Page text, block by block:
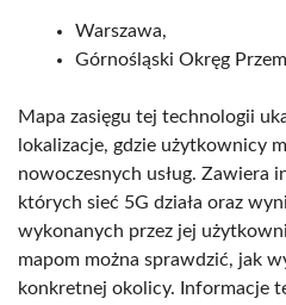
Warszawa,
Górnośląski Okręg
Mapa zasięgu tej technologii
lokalizacje, gdzie użytkownicy
nowoczesnych usług. Zawiera
których sieć 5G działa oraz
wykonanych przez jej
mapom można sprawdzić, jak
konkretnej okolicy. Informacje